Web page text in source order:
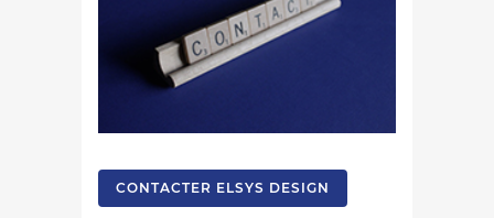
CONTACTER ELSYS DESIGN